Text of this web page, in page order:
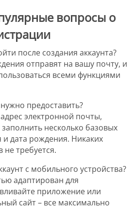
вопросы о
после создания аккаунта?
отправят на вашу почту, и
всеми функциями
предоставить?
электронной почты,
несколько базовых
и дата рождения. Никаких
требуется.
с мобильного устройства?
адаптирован для
приложение или
сайт – все максимально